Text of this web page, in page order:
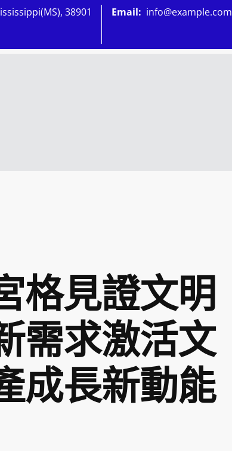
38901 Email: info@example.com
格見證文明
需求激活文
成長新動能